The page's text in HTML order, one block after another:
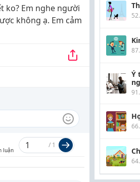
ko? Em nghe người
không ạ. Em cảm
luận
/ 1
Ý